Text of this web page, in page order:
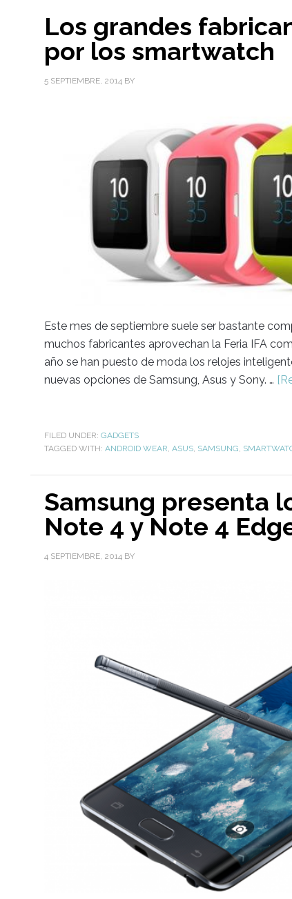
Los grandes
por los smartwatch
5 SEPTIEMBRE, 2014 BY
Este mes de septiembre suele ser bastante
muchos fabricantes aprovechan la Feria IFA
año se han puesto de moda los relojes
nuevas opciones de Samsung, Asus y Sony. …
FILED UNDER: GADGETS
TAGGED WITH: ANDROID WEAR, ASUS, SAMSUNG,
Samsung presenta
Note 4 y Note 4
4 SEPTIEMBRE, 2014 BY